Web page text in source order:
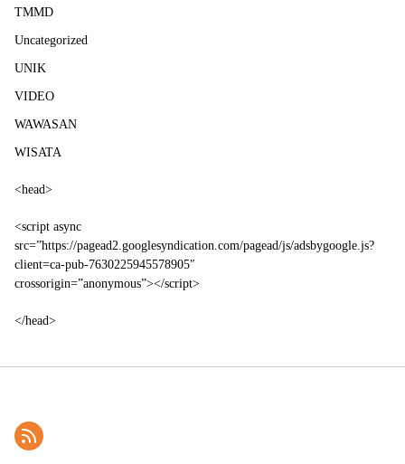
TMMD
Uncategorized
UNIK
VIDEO
WAWASAN
WISATA
<head>
<script async
src=”https://pagead2.googlesyndication.com/pagead/js/adsbygoogle.js?
client=ca-pub-7630225945578905″
crossorigin=”anonymous”></script>
</head>